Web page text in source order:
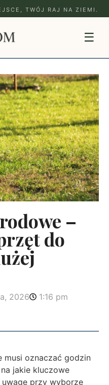
TWÓJ RAJ NA ZIEMI.
☰
–
do
2026
1:16 pm
musi oznaczać godzin
jakie kluczowe
przy wyborze